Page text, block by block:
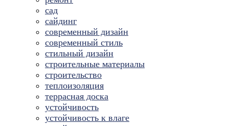
сад
сайдинг
современный дизайн
современный стиль
стильный дизайн
строительные материалы
строительство
теплоизоляция
террасная доска
устойчивость
устойчивость к влаге